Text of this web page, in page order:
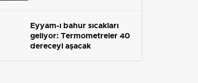
Eyyam-ı bahur sıcakları
geliyor: Termometreler 40
dereceyi aşacak